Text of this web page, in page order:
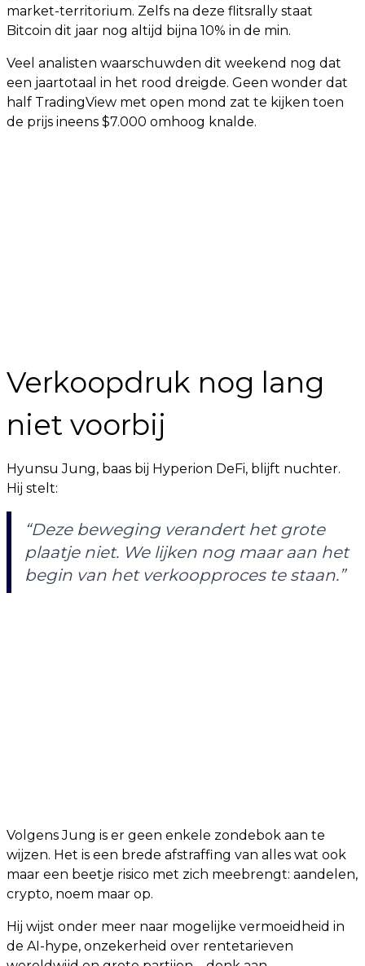
market-territorium. Zelfs na deze flitsrally staat
Bitcoin dit jaar nog altijd bijna 10% in de min.
Veel analisten waarschuwden dit weekend nog dat
een jaartotaal in het rood dreigde. Geen wonder dat
half TradingView met open mond zat te kijken toen
de prijs ineens $7.000 omhoog knalde.
Verkoopdruk nog lang
niet voorbij
Hyunsu Jung, baas bij Hyperion DeFi, blijft nuchter.
Hij stelt:
“Deze beweging verandert het grote
plaatje niet. We lijken nog maar aan het
begin van het verkoopproces te staan.”
Volgens Jung is er geen enkele zondebok aan te
wijzen. Het is een brede afstraffing van alles wat ook
maar een beetje risico met zich meebrengt: aandelen,
crypto, noem maar op.
Hij wijst onder meer naar mogelijke vermoeidheid in
de AI-hype, onzekerheid over rentetarieven